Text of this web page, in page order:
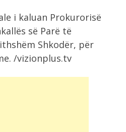
i kaluan Prokurorisë
së Parë të
Shkodër, për
/vizionplus.tv